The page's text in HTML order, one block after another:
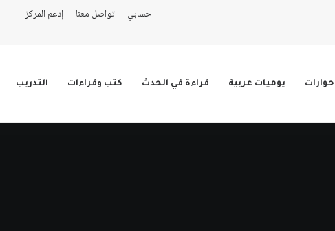
حسابي تواصل معنا إدعم المركز
حوارات يوميات عربية قراءة في الحدث كتب وقراءات التدريب